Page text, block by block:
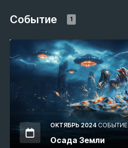
Событие 1
ОКТЯБРЬ 2024 СОБЫТИЕ
Осада Земли